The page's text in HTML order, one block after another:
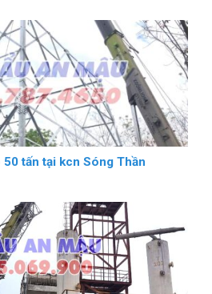
tấn tại kcn Sóng Thần